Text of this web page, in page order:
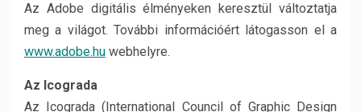
Az Adobe digitális élményeken keresztül változtatja
meg a világot. További információért látogasson el a
www.adobe.hu webhelyre.
Az Icograda
Az Icograda (International Council of Graphic Design